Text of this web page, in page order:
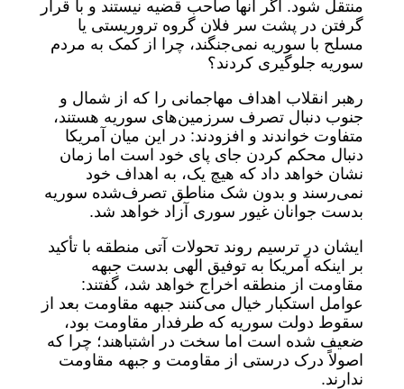
منتقل شود. اگر آنها صاحب قضیه نیستند و با قرار
گرفتن در پشت سر فلان گروه تروریستی یا
مسلح با سوریه نمی‌جنگند، چرا از کمک به مردم
سوریه جلوگیری کردند؟
رهبر انقلاب اهداف مهاجمانی را که از شمال و
جنوب دنبال تصرف سرزمین‌های سوریه هستند،
متفاوت خواندند و افزودند: در این میان آمریکا
دنبال محکم کردن جای پای خود است اما زمان
نشان خواهد داد که هیچ یک، به اهداف خود
نمی‌رسند و بدون شک مناطق تصرف‌شده سوریه
بدست جوانان غیور سوری آزاد خواهد شد.
ایشان در ترسیم روند تحولات آتی منطقه با تأکید
بر اینکه آمریکا به توفیق الهی بدست جبهه
مقاومت از منطقه اخراج خواهد شد، گفتند:
عوامل استکبار خیال می‌کنند جبهه مقاومت بعد از
سقوط دولت سوریه که طرفدار مقاومت بود،
ضعیف شده است اما سخت در اشتباهند؛ چرا که
اصولاً درک درستی از مقاومت و جبهه مقاومت
ندارند.